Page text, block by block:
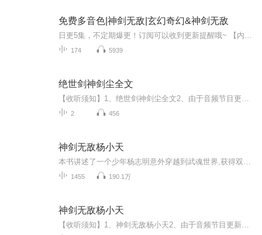
免费多音色|神剑无敌|玄幻奇幻&神剑无敌
174 5939
绝世剑神剑尘全文
2 456
神剑无敌杨小天
1455 190.1万
神剑无敌杨小天